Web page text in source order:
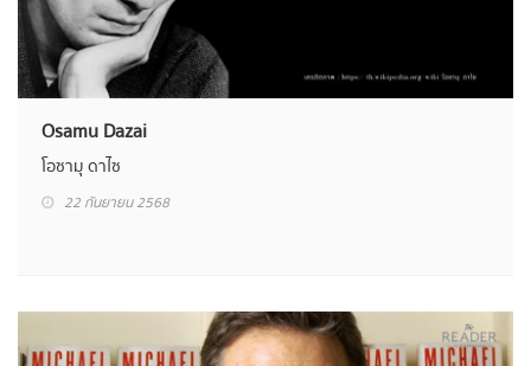
Osamu Dazai
โอซามุ ดาไซ
22 กันยายน 2568